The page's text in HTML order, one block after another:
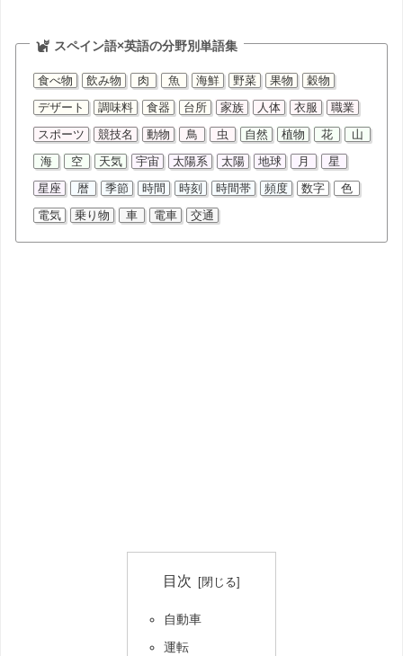
スペイン語×英語の分野別単語集
食べ物 飲み物 肉 魚 海鮮 野菜 果物
穀物
デザート
調味料 食器 台所 家族 人体 衣服
職業
スポーツ
競技名 動物 鳥 虫 自然 植物 花
山
海
空 天気 宇宙 太陽系 太陽 地球 月
星
星座
暦 季節 時間 時刻 時間帯 頻度 数字
色
電気
乗り物 車 電車 交通
目次
自動車
運転